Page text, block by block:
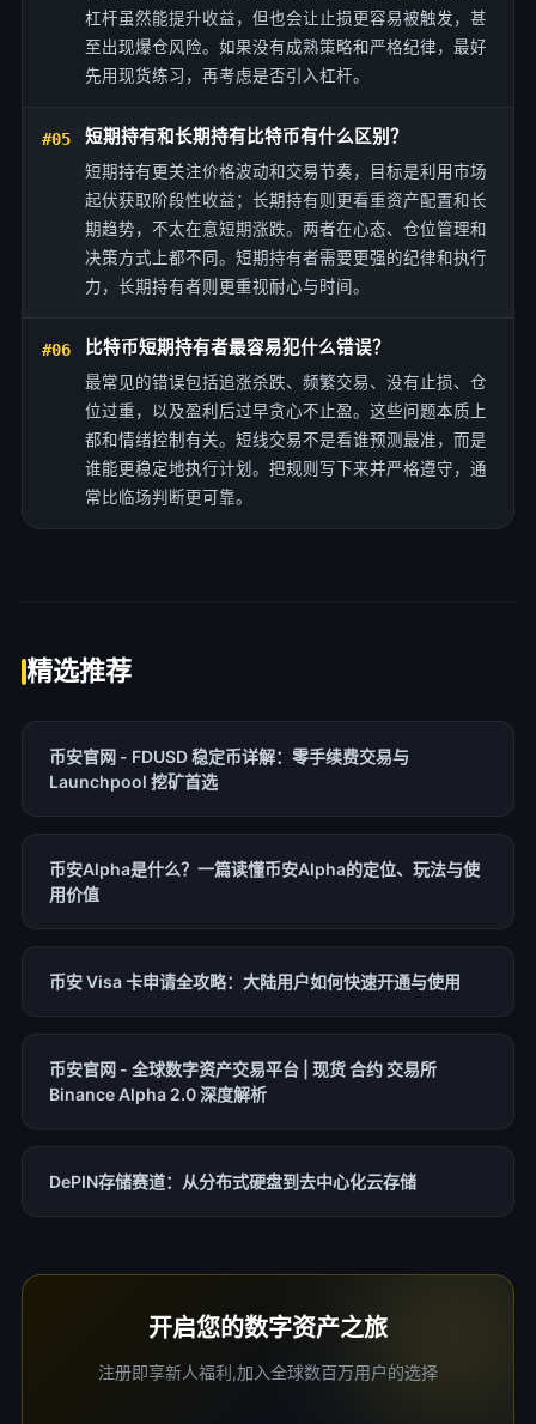
杠杆虽然能提升收益，但也会让止损更容易被触发，甚
至出现爆仓风险。如果没有成熟策略和严格纪律，最好
先用现货练习，再考虑是否引入杠杆。
#05 短期持有和长期持有比特币有什么区别？
短期持有更关注价格波动和交易节奏，目标是利用市场
起伏获取阶段性收益；长期持有则更看重资产配置和长
期趋势，不太在意短期涨跌。两者在心态、仓位管理和
决策方式上都不同。短期持有者需要更强的纪律和执行
力，长期持有者则更重视耐心与时间。
#06 比特币短期持有者最容易犯什么错误？
最常见的错误包括追涨杀跌、频繁交易、没有止损、仓
位过重，以及盈利后过早贪心不止盈。这些问题本质上
都和情绪控制有关。短线交易不是看谁预测最准，而是
谁能更稳定地执行计划。把规则写下来并严格遵守，通
常比临场判断更可靠。
精选推荐
币安官网 - FDUSD 稳定币详解：零手续费交易与
Launchpool 挖矿首选
币安Alpha是什么？一篇读懂币安Alpha的定位、玩法与使
用价值
币安 Visa 卡申请全攻略：大陆用户如何快速开通与使用
币安官网 - 全球数字资产交易平台 | 现货 合约 交易所
Binance Alpha 2.0 深度解析
DePIN存储赛道：从分布式硬盘到去中心化云存储
开启您的数字资产之旅
注册即享新人福利,加入全球数百万用户的选择